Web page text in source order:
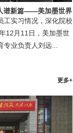
谱新篇——美加墨世界
县第...
工实习情况，深化院校
12月11日，美加墨世
业负责人刘远...
更多+